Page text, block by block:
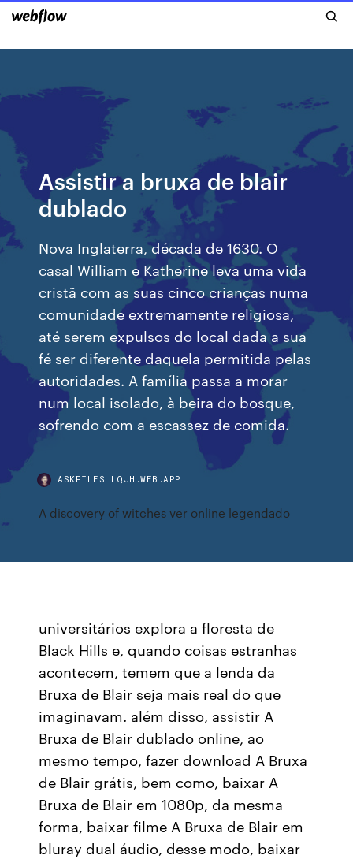
Assistir a bruxa de blair
dublado
Nova Inglaterra, década de 1630. O
casal William e Katherine leva uma vida
cristã com as suas cinco crianças numa
comunidade extremamente religiosa,
até serem expulsos do local dada a sua
fé ser diferente daquela permitida pelas
autoridades. A família passa a morar
num local isolado, à beira do bosque,
sofrendo com a escassez de comida.
ASKFILESLLQJH.WEB.APP
A discovery of witches ver online legendado
universitários explora a floresta de
Black Hills e, quando coisas estranhas
acontecem, temem que a lenda da
Bruxa de Blair seja mais real do que
imaginavam. além disso, assistir A
Bruxa de Blair dublado online, ao
mesmo tempo, fazer download A Bruxa
de Blair grátis, bem como, baixar A
Bruxa de Blair em 1080p, da mesma
forma, baixar filme A Bruxa de Blair em
bluray dual áudio, desse modo, baixar